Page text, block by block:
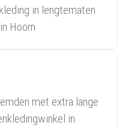
in lengtematen
Hoorn
met extra lange
in